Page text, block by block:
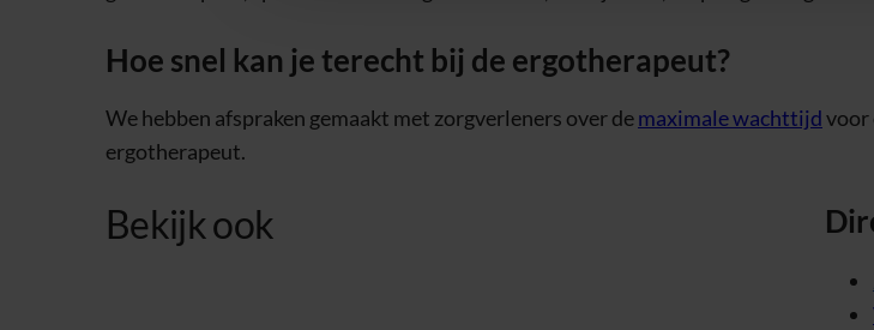
Hoe snel kan je terecht bij de ergotherapeut?
We hebben afspraken gemaakt met zorgverleners over demaximale wachttijdvoor
ergotherapeut.
Bekijk ook